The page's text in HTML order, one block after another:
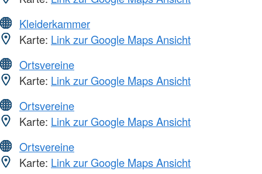
Kleiderkammer
Karte: Link zur Google Maps Ansicht
Ortsvereine
Karte: Link zur Google Maps Ansicht
Ortsvereine
Karte: Link zur Google Maps Ansicht
Ortsvereine
Karte: Link zur Google Maps Ansicht